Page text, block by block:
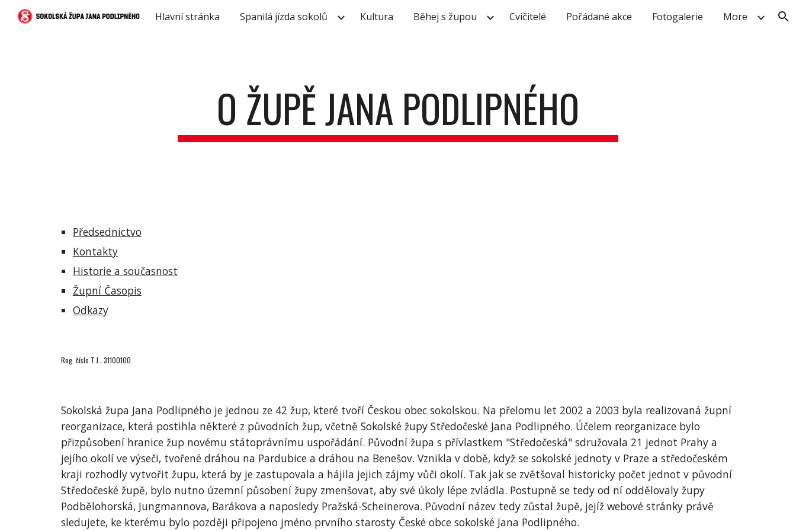
Skip to main content Skip to navigation
Hlavní stránka Spanilá jízda sokolů Kultura Běhej s župou Cvičitelé Pořádané akce Fotogalerie More
O ŽUPĚ JANA PODLIPNÉHO
Předsednictvo
Kontakty
Historie a současnost
Župní Časopis
Odkazy
Reg. číslo T.J.: 31100100
Sokolská župa Jana Podlipného je jednou ze 42 žup, které tvoří Českou obec sokolskou. Na přelomu let 2002 a 2003 byla realizovaná župní
reorganizace, která postihla některé z původních žup, včetně Sokolské župy Středočeské Jana Podlipného. Účelem reorganizace bylo
přizpůsobení hranice žup novému státoprávnímu uspořádání. Původní župa s přívlastkem "Středočeská" sdružovala 21 jednot Prahy a
jejího okolí ve výseči, tvořené dráhou na Pardubice a dráhou na Benešov. Vznikla v době, když se sokolské jednoty v Praze a středočeském
kraji rozhodly vytvořit župu, která by je zastupovala a hájila jejich zájmy vůči okolí. Tak jak se zvětšoval historicky počet jednot v původní
Středočeské župě, bylo nutno územní působení župy zmenšovat, aby své úkoly lépe zvládla. Postupně se tedy od ní oddělovaly župy
Podbělohorská, Jungmannova, Barákova a naposledy Pražská-Scheinerova. Původní název tedy zůstal župě, jejíž webové stránky právě
sledujete, ke kterému bylo později připojeno jméno prvního starosty České obce sokolské Jana Podlipného.